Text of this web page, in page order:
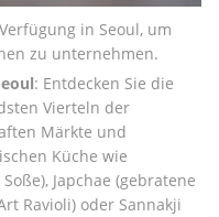
in Seoul, um
zu unternehmen.
: Entdecken Sie die
Vierteln der
Märkte und
Küche wie
Japchae (gebratene
Ravioli) oder Sannakji